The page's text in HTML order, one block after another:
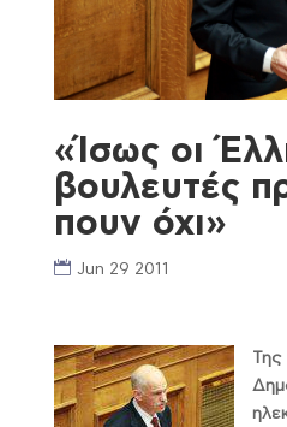
«Ίσως οι
βουλευτές
πουν όχι»
Jun 29 2011